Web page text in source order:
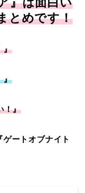
とめです！
』
』
！』
ートオブナイト